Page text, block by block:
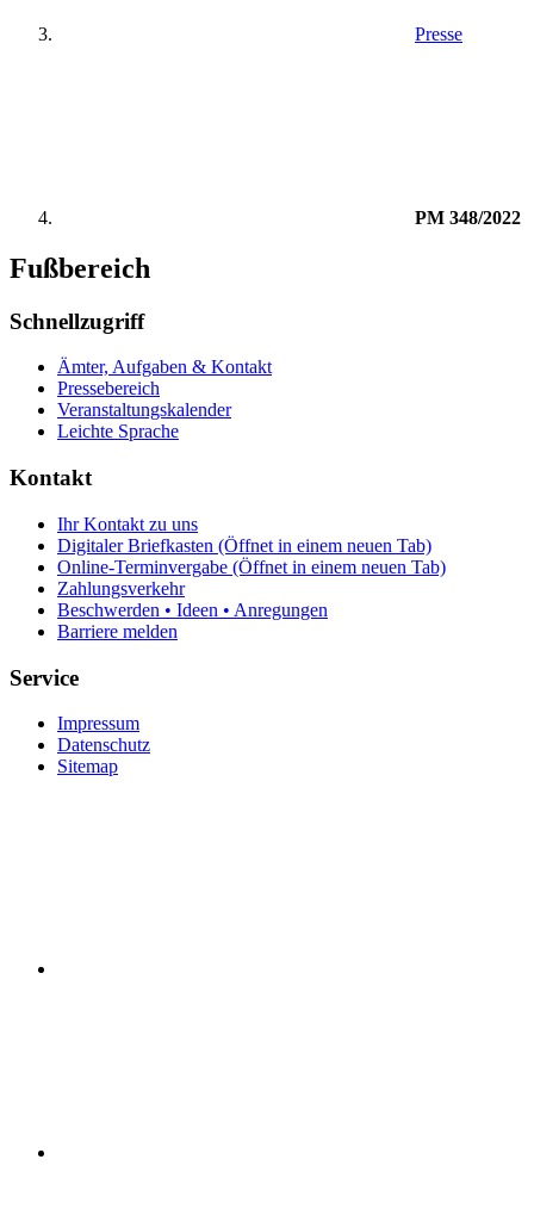
Presse
PM 348/2022
Fußbereich
Schnellzugriff
Ämter, Aufgaben & Kontakt
Pressebereich
Veranstaltungskalender
Leichte Sprache
Kontakt
Ihr Kontakt zu uns
Digitaler Briefkasten (Öffnet in einem neuen Tab)
Online-Terminvergabe (Öffnet in einem neuen Tab)
Zahlungsverkehr
Beschwerden • Ideen • Anregungen
Barriere melden
Service
Impressum
Datenschutz
Sitemap